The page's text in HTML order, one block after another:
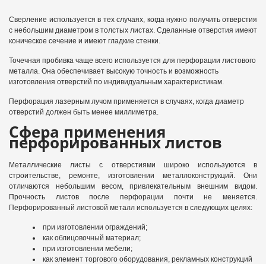
Сверление используется в тех случаях, когда нужно получить отверстия
с небольшим диаметром в толстых листах. Сделанные отверстия имеют
коническое сечение и имеют гладкие стенки.
Точечная пробивка чаще всего используется для перфорации листового
металла. Она обеспечивает высокую точность и возможность
изготовления отверстий по индивидуальным характеристикам.
Перфорация лазерным лучом применяется в случаях, когда диаметр
отверстий должен быть менее миллиметра.
Сфера применения
перфорированных листов
Металлические листы с отверстиями широко используются в
строительстве, ремонте, изготовлении металлоконструкций. Они
отличаются небольшим весом, привлекательным внешним видом.
Прочность листов после перфорации почти не меняется.
Перфорированный листовой металл используется в следующих целях:
при изготовлении ограждений;
как облицовочный материал;
при изготовлении мебели;
как элемент торгового оборудования, рекламных конструкций